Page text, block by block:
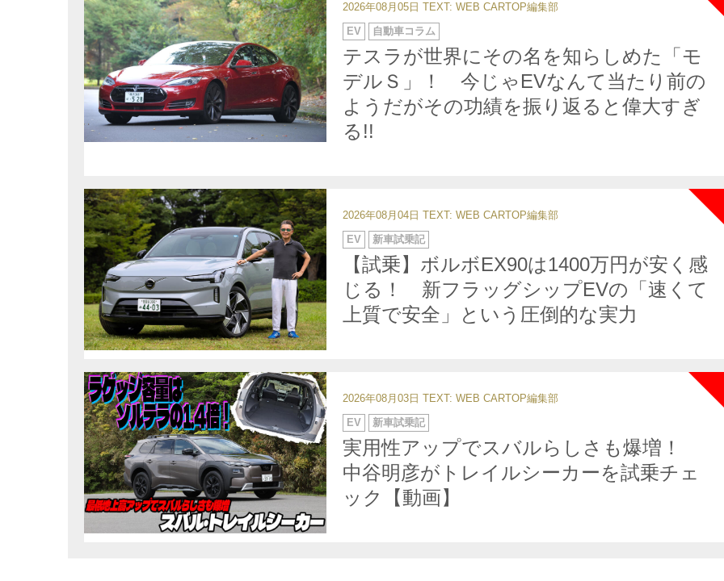
2026年08月05日 TEXT: WEB CARTOP編集部
テスラが世界にその名を知らしめた「モ
デルＳ」！ 今じゃEVなんて当たり前の
ようだがその功績を振り返ると偉大すぎ
る!!
カ
テ
リ
ー
EV 自動車コラム
2026年08月04日 TEXT: WEB CARTOP編集部
【試乗】ボルボEX90は1400万円が安く感
じる！ 新フラッグシップEVの「速くて
上質で安全」という圧倒的な実力
カ
テEV 新車試乗記
2026年08月03日 TEXT: WEB CARTOP編集部
実用性アップでスバルらしさも爆増！
中谷明彦がトレイルシーカーを試乗チェ
ック【動画】
カ
テ
ゴ
リ
ー
EV 新車試乗記